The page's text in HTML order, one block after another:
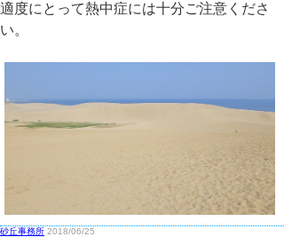
適度にとって熱中症には十分ご注意くださ
い。
砂丘事務所 2018/06/25